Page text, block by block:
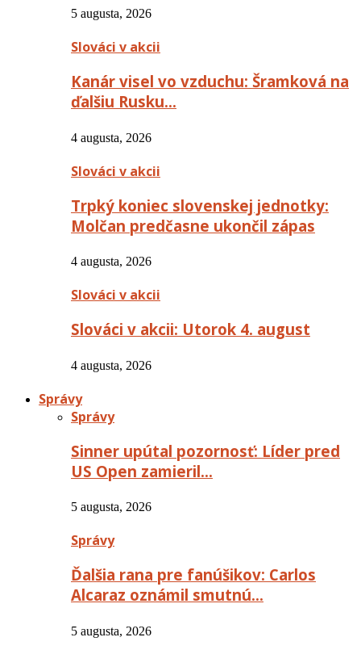
5 augusta, 2026
Slováci v akcii
Kanár visel vo vzduchu: Šramková na
ďalšiu Rusku…
4 augusta, 2026
Slováci v akcii
Trpký koniec slovenskej jednotky:
Molčan predčasne ukončil zápas
4 augusta, 2026
Slováci v akcii
Slováci v akcii: Utorok 4. august
4 augusta, 2026
Správy
Správy
Sinner upútal pozornosť: Líder pred
US Open zamieril…
5 augusta, 2026
Správy
Ďalšia rana pre fanúšikov: Carlos
Alcaraz oznámil smutnú…
5 augusta, 2026